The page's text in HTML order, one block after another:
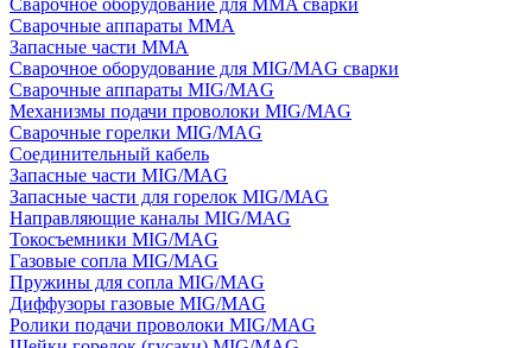
Сварочное оборудование для MMA сварки
Сварочные аппараты MMA
Запасные части MMA
Сварочное оборудование для MIG/MAG сварки
Сварочные аппараты MIG/MAG
Механизмы подачи проволоки MIG/MAG
Сварочные горелки MIG/MAG
Соединительный кабель
Запасные части MIG/MAG
Запасные части для горелок MIG/MAG
Направляющие каналы MIG/MAG
Токосъемники MIG/MAG
Газовые сопла MIG/MAG
Пружины для сопла MIG/MAG
Диффузоры газовые MIG/MAG
Ролики подачи проволоки MIG/MAG